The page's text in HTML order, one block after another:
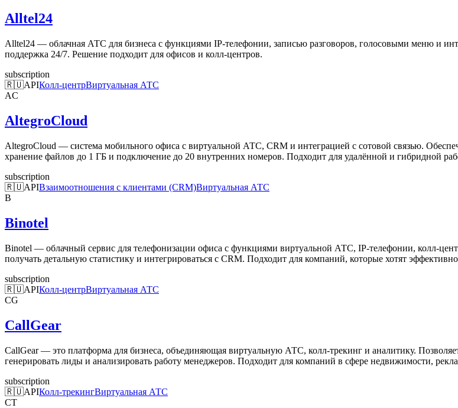
Alltel24
Alltel24 — облачная АТС для бизнеса с функциями IP-телефонии, записью разговоров, голосовыми меню и
поддержка 24/7. Решение подходит для офисов и колл-центров.
subscription
🇷🇺APIКолл-центрВиртуальная АТС
AC
AltegroCloud
AltegroCloud — система мобильного офиса с виртуальной АТС, CRM и интеграцией с сотовой связью.
хранение файлов до 1 ГБ и подключение до 20 внутренних номеров. Подходит для удалённой и гибридной
subscription
🇷🇺APIВзаимоотношения с клиентами (CRM)Виртуальная АТС
B
Binotel
Binotel — облачный сервис для телефонизации офиса с функциями виртуальной АТС, IP-телефонии, колл-
получать детальную статистику и интегрироваться с CRM. Подходит для компаний, которые хотят
subscription
🇷🇺APIКолл-центрВиртуальная АТС
CG
CallGear
CallGear — это платформа для бизнеса, объединяющая виртуальную АТС, колл-трекинг и аналитику.
генерировать лиды и анализировать работу менеджеров. Подходит для компаний в сфере недвижимости,
subscription
🇷🇺APIКолл-трекингВиртуальная АТС
CT